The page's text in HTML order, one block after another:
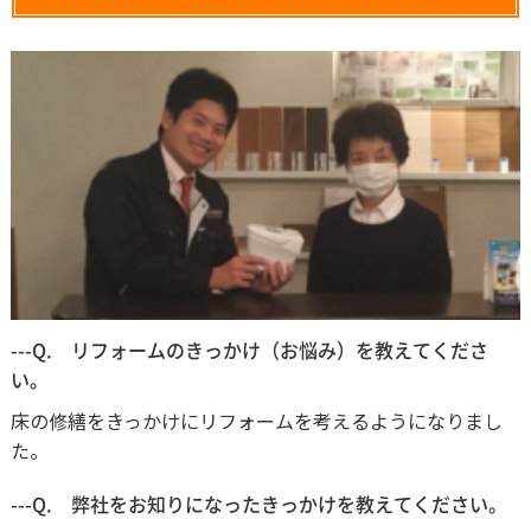
---Q. リフォームのきっかけ（お悩み）を教えてくださ
い。
床の修繕をきっかけにリフォームを考えるようになりまし
た。
---Q. 弊社をお知りになったきっかけを教えてください。